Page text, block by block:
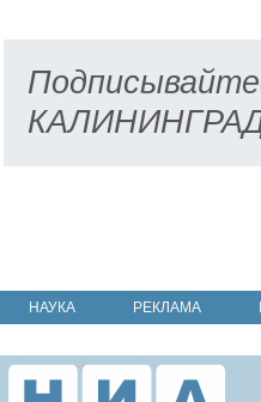
НАУКА РЕКЛАМА